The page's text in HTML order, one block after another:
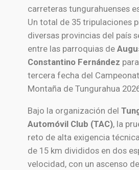
carreteras tungurahuenses
Un total de 35 tripulaciones
diversas provincias del país
entre las parroquias de
Constantino Fernández
tercera fecha del
Montaña de Tungurahua
Bajo la organización del
Automóvil Club (TAC), la
reto de alta exigencia
de 15 km divididos en dos
velocidad, con un ascenso